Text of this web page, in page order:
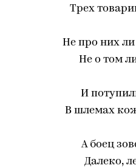
Трех
Не про них ли
Не о том
И
В шлемах
А боец
Далеко,